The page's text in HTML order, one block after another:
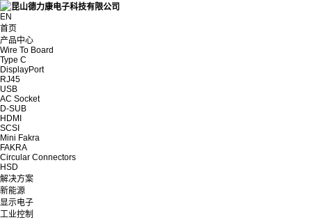
EN
首页
产品中心
Wire To Board
Type C
DisplayPort
RJ45
USB
AC Socket
D-SUB
HDMI
SCSI
Mini Fakra
FAKRA
Circular Connectors
HSD
解决方案
新能源
显示电子
工业控制